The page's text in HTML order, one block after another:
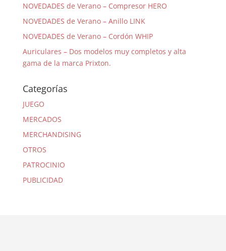
NOVEDADES de Verano – Compresor HERO
NOVEDADES de Verano – Anillo LINK
NOVEDADES de Verano – Cordón WHIP
Auriculares – Dos modelos muy completos y alta
gama de la marca Prixton.
Categorías
JUEGO
MERCADOS
MERCHANDISING
OTROS
PATROCINIO
PUBLICIDAD